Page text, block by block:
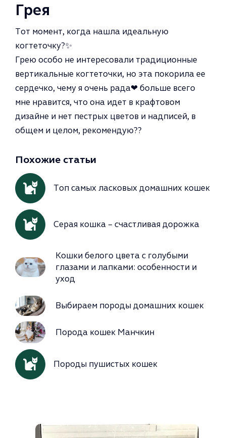
Грея
Тот момент, когда нашла идеальную
когтеточку?✨
Грею особо не интересовали традиционные
вертикальные когтеточки, но эта покорила ее
сердечко, чему я очень рада❤ больше всего
мне нравится, что она идет в крафтовом
дизайне и нет пестрых цветов и надписей, в
общем и целом, рекомендую??
Похожие статьи
Топ самых ласковых домашних кошек
Серая кошка – счастливая дорожка
Кошки белого цвета с голубыми
глазами и лапками: особенности и
уход
Выбираем породы домашних кошек
Порода кошек Манчкин
Породы пушистых кошек